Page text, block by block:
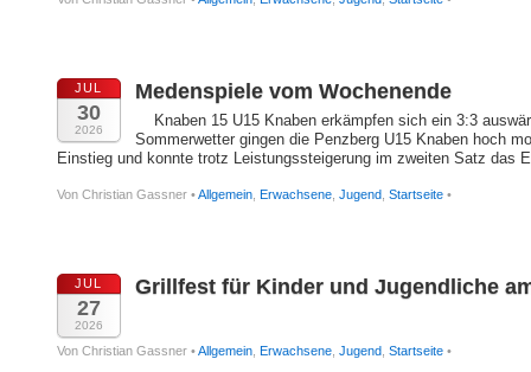
JUL
30
2026
Medenspiele vom Wochenende
Knaben 15 U15 Knaben erkämpfen sich ein 3:3
Sommerwetter gingen die Penzberg U15 Knaben hoch
Einstieg und konnte trotz Leistungssteigerung im zweiten Satz das
Von Christian Gassner • Allgemein, Erwachsene, Jugend, Startseite•
JUL
27
2026
Grillfest für Kinder und Jugendliche
Von Christian Gassner • Allgemein, Erwachsene, Jugend, Startseite•